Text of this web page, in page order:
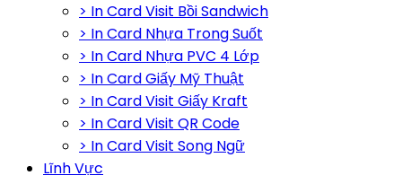
> In Card Visit Bồi Sandwich
> In Card Nhựa Trong Suốt
> In Card Nhựa PVC 4 Lớp
> In Card Giấy Mỹ Thuật
> In Card Visit Giấy Kraft
> In Card Visit QR Code
> In Card Visit Song Ngữ
Lĩnh Vực